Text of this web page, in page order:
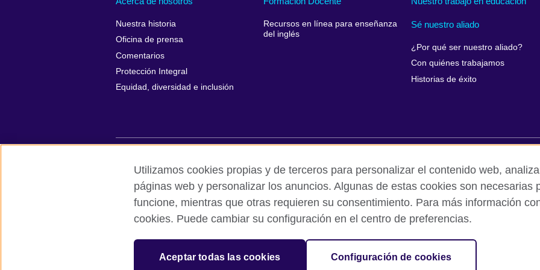
Nuestra historia
Oficina de prensa
Comentarios
Protección Integral
Equidad, diversidad e inclusión
Recursos en línea para enseñanza
del inglés
Sé nuestro aliado
¿Por qué ser nuestro aliado?
Con quiénes trabajamos
Historias de éxito
British Council global Políticas de privacidad y condiciones de uso Accesibilidad Cookies
© 2026 British Council
All cultural activities in Mexico are carried out by British Council Asociados A.C., a not-for-profit entity
including the promotion and diffusion of British culture in Mexico, the fostering of cultural relations and mutual
A registered charity: 209131 (England and Wales) SC037733 (Scotland).
Utilizamos cookies propias y de terceros para personalizar el contenido web,
páginas web y personalizar los anuncios. Algunas de estas cookies son necesarias
funcione, mientras que otras requieren su consentimiento. Para más información
cookies. Puede cambiar su configuración en el centro de preferencias.
Aceptar todas las cookies Configuración de cookies